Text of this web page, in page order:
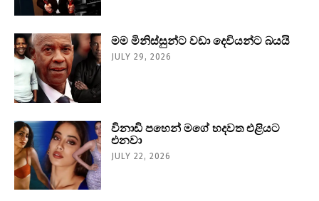
මම මිනිස්සුන්ට වඩා දෙවියන්ට බයයි
JULY 29, 2026
විනාඩි පහෙන් මගේ හදවත එළියට
එනවා
JULY 22, 2026